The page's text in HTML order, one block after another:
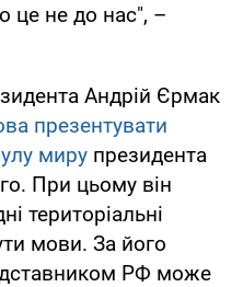
це не до нас", –
Андрій Єрмак
презентувати
миру президента
При цьому він
територіальні
мови. За його
РФ може